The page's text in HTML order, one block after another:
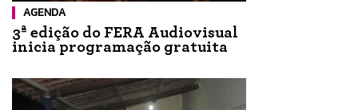
AGENDA
3ª edição do FERA Audiovisual
inicia programação gratuita